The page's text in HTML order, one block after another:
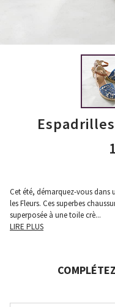
Cet été, démarquez-vous dans
les Fleurs. Ces superbes
superposée à une toile crè...
LIRE PLUS